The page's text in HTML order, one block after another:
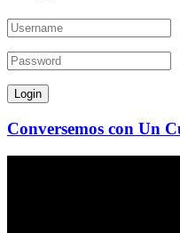
Conversemos con Un